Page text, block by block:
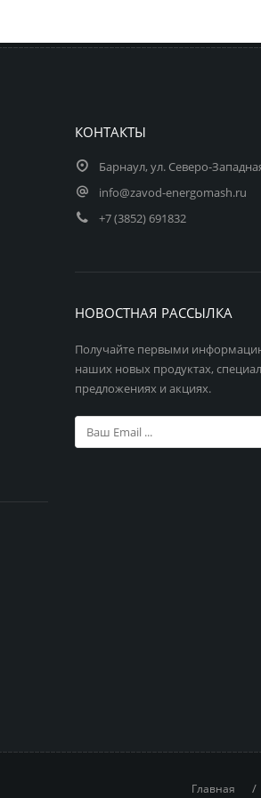
КОНТАКТЫ
Барнаул, ул. Северо-
info@zavod-energomash.ru
+7 (3852) 691832
НОВОСТНАЯ РАССЫЛКА
Получайте первыми
наших новых продуктах,
предложениях и акциях.
Главная /